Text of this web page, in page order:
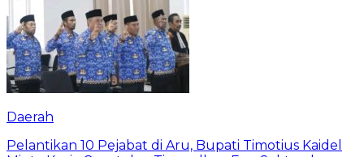
Daerah
Pelantikan 10 Pejabat di Aru, Bupati Timotius Kaidel